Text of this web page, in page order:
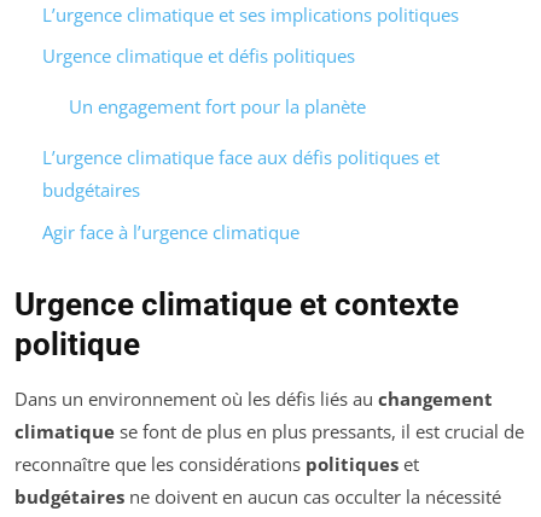
L’urgence climatique et ses implications politiques
Urgence climatique et défis politiques
Un engagement fort pour la planète
L’urgence climatique face aux défis politiques et
budgétaires
Agir face à l’urgence climatique
Urgence climatique et contexte
politique
Dans un environnement où les défis liés au changement
climatique se font de plus en plus pressants, il est crucial de
reconnaître que les considérations politiques et
budgétaires ne doivent en aucun cas occulter la nécessité